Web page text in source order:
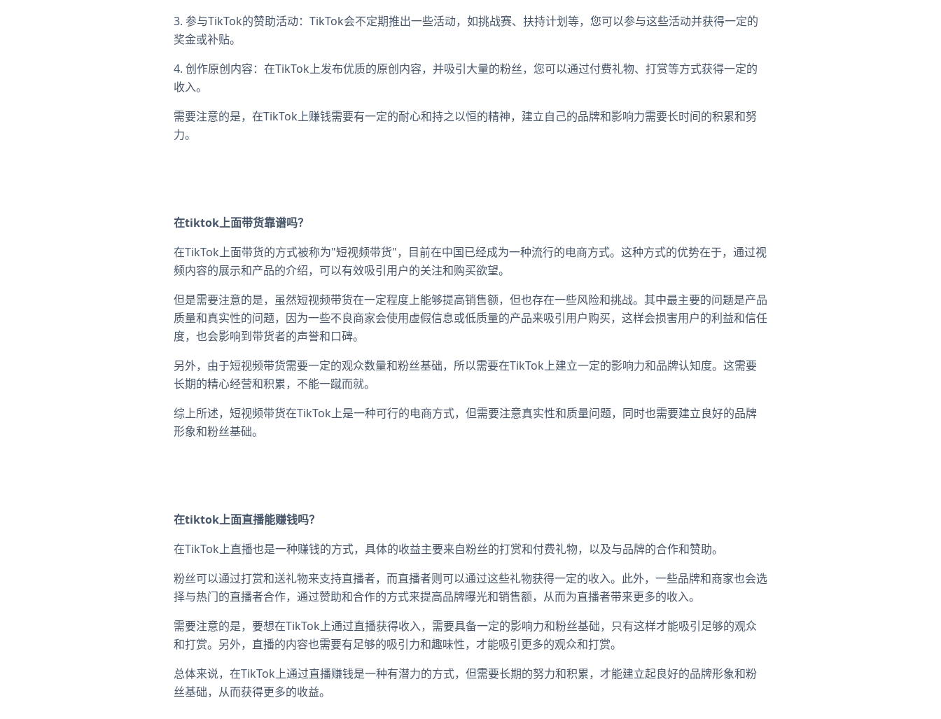
3. 参与TikTok的赞助活动：TikTok会不定期推出一些活动，如挑战赛、扶持计划等，您可以参与这些活动并获得一定的
奖金或补贴。
4. 创作原创内容：在TikTok上发布优质的原创内容，并吸引大量的粉丝，您可以通过付费礼物、打赏等方式获得一定的
收入。
需要注意的是，在TikTok上赚钱需要有一定的耐心和持之以恒的精神，建立自己的品牌和影响力需要长时间的积累和努
力。
在tiktok上面带货靠谱吗？
在TikTok上面带货的方式被称为"短视频带货"，目前在中国已经成为一种流行的电商方式。这种方式的优势在于，通过视
频内容的展示和产品的介绍，可以有效吸引用户的关注和购买欲望。
但是需要注意的是，虽然短视频带货在一定程度上能够提高销售额，但也存在一些风险和挑战。其中最主要的问题是产品
质量和真实性的问题，因为一些不良商家会使用虚假信息或低质量的产品来吸引用户购买，这样会损害用户的利益和信任
度，也会影响到带货者的声誉和口碑。
另外，由于短视频带货需要一定的观众数量和粉丝基础，所以需要在TikTok上建立一定的影响力和品牌认知度。这需要
长期的精心经营和积累，不能一蹴而就。
综上所述，短视频带货在TikTok上是一种可行的电商方式，但需要注意真实性和质量问题，同时也需要建立良好的品牌
形象和粉丝基础。
在tiktok上面直播能赚钱吗？
在TikTok上直播也是一种赚钱的方式，具体的收益主要来自粉丝的打赏和付费礼物，以及与品牌的合作和赞助。
粉丝可以通过打赏和送礼物来支持直播者，而直播者则可以通过这些礼物获得一定的收入。此外，一些品牌和商家也会选
择与热门的直播者合作，通过赞助和合作的方式来提高品牌曝光和销售额，从而为直播者带来更多的收入。
需要注意的是，要想在TikTok上通过直播获得收入，需要具备一定的影响力和粉丝基础，只有这样才能吸引足够的观众
和打赏。另外，直播的内容也需要有足够的吸引力和趣味性，才能吸引更多的观众和打赏。
总体来说，在TikTok上通过直播赚钱是一种有潜力的方式，但需要长期的努力和积累，才能建立起良好的品牌形象和粉
丝基础，从而获得更多的收益。